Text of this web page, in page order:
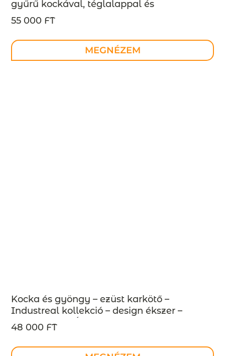
gyűrű kockával, téglalappal és
gyönggyel, INDUSTREAL kollekció –
MEGRENDELÉSRE
55 000 FT
MEGNÉZEM
Kocka és gyöngy – ezüst karkötő –
Industreal kollekció – design ékszer –
MEGRENDELÉSRE
48 000 FT